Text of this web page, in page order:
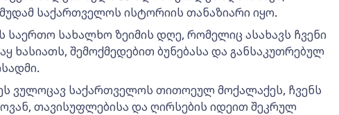
საქართველოს ისტორიის თანაზიარი იყო.
სახალხო ზეიმის დღე, რომელიც ასახავს ჩვენი
ხასიათს, შემოქმედებით ბუნებასა და განსაკუთრებულ
ვულოცავ საქართველოს თითოეულ მოქალაქეს, ჩვენს
თავისუფლებისა და ღირსების იდეით შეკრულ